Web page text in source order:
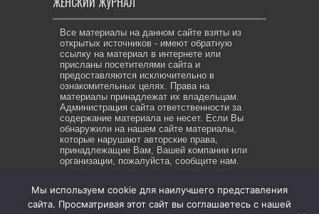
Все материалы на данном сайте взяты из
открытых источников - имеют обратную
ссылку на материал в интернете или
присланы посетителями сайта и
предоставляются исключительно в
ознакомительных целях. Права на
материалы принадлежат их владельцам.
Администрация сайта ответственности за
содержание материала не несет. Если Вы
обнаружили на нашем сайте материалы,
которые нарушают авторские права,
принадлежащие Вам, Вашей компании или
организации, пожалуйста, сообщите нам.
© Copyright 2026, All Rights Reserved. Же-ЖУР все права
Мы используем cookie для наилучшего представления
сайта. Просматривая этот сайт вы соглашаетесь с нашей